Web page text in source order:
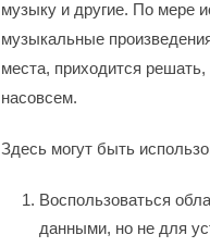
музыку и другие. По мере
музыкальные
места, приходится решать,
насовсем.
Здесь могут быть
Воспользоваться
данными, но не для